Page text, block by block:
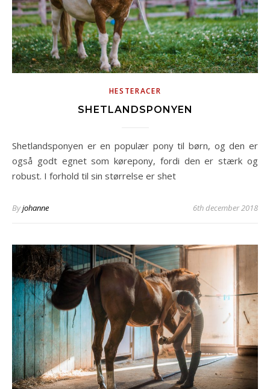
HESTERACER
SHETLANDSPONYEN
Shetlandsponyen er en populær pony til børn, og den er
også godt egnet som kørepony, fordi den er stærk og
robust. I forhold til sin størrelse er shet
Byjohanne 6th december 2018